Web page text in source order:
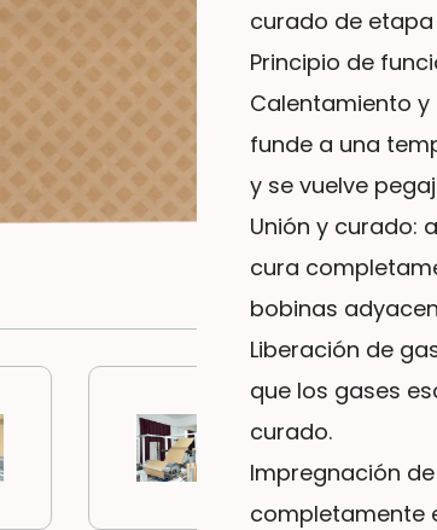
curado de etapa
Principio de
Calentamiento
funde a una
y se vuelve
Unión y curado:
cura
bobinas
Liberación de
que los gases
curado.
Impregnación
completamente